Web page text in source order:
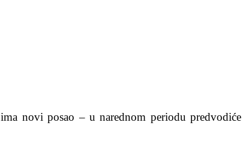
ima novi posao – u narednom periodu predvodiće